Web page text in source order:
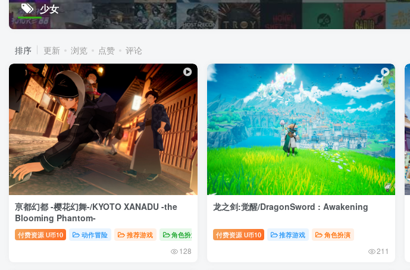
少女
排序 更新 浏览 点赞 评论
亰都幻都 -樱花幻舞-/KYOTO XANADU -the
Blooming Phantom-
付费资源 U币10 动作冒险 推荐游戏 角色扮演
128
龙之剑:觉醒/DragonSword : Awakening
付费资源 U币10 推荐游戏 角色扮演
211